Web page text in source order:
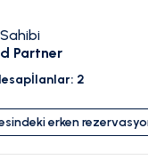
Partner
İlanlar: 2
erken